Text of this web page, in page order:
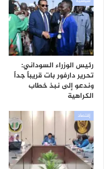
رئيس الوزراء السوداني:
تحرير دارفور بات قريباً جداً
وندعو إلى نبذ خطاب
الكراهية
إقتصاد